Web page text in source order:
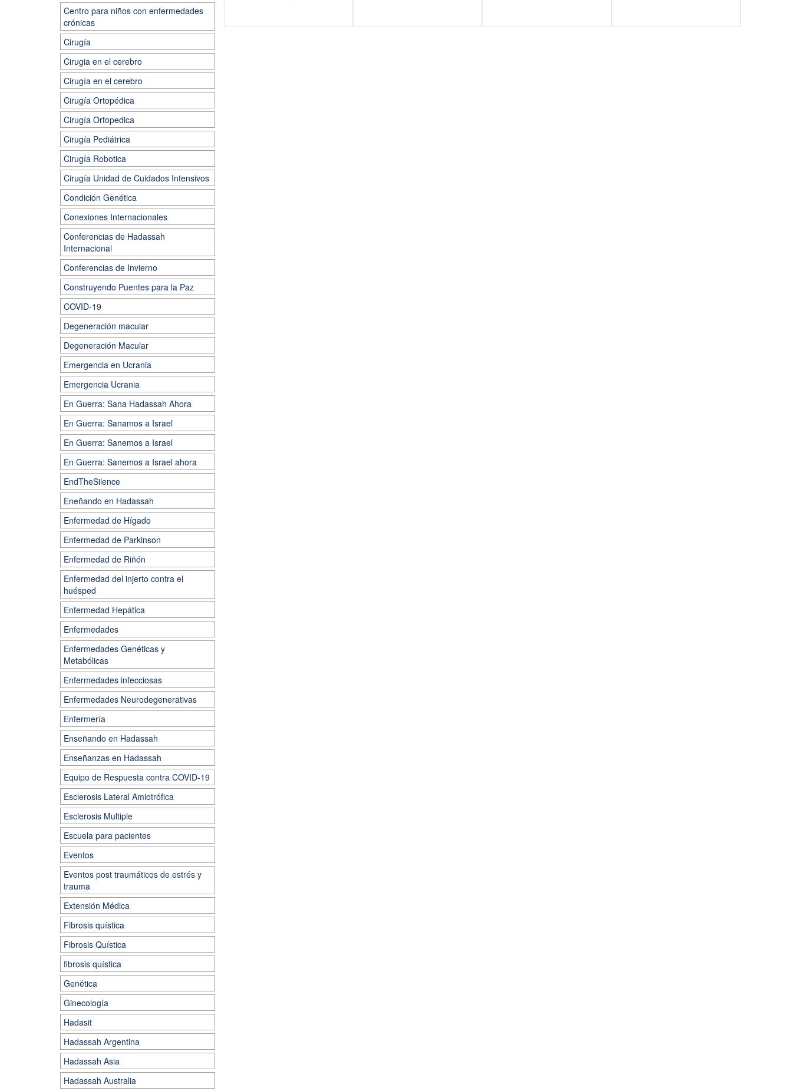
Centro para niños con enfermedades
crónicas
Cirugía
Cirugia en el cerebro
Cirugía en el cerebro
Cirugía Ortopédica
Cirugía Ortopedica
Cirugía Pediátrica
Cirugía Robotica
Cirugía Unidad de Cuidados Intensivos
Condición Genética
Conexiones Internacionales
Conferencias de Hadassah
Internacional
Conferencias de Invierno
Construyendo Puentes para la Paz
COVID-19
Degeneración macular
Degeneración Macular
Emergencia en Ucrania
Emergencia Ucrania
En Guerra: Sana Hadassah Ahora
En Guerra: Sanamos a Israel
En Guerra: Sanemos a Israel
En Guerra: Sanemos a Israel ahora
EndTheSilence
Eneñando en Hadassah
Enfermedad de Hígado
Enfermedad de Parkinson
Enfermedad de Riñón
Enfermedad del injerto contra el
huésped
Enfermedad Hepática
Enfermedades
Enfermedades Genéticas y
Metabólicas
Enfermedades infecciosas
Enfermedades Neurodegenerativas
Enfermería
Enseñando en Hadassah
Enseñanzas en Hadassah
Equipo de Respuesta contra COVID-19
Esclerosis Lateral Amiotrófica
Esclerosis Multiple
Escuela para pacientes
Eventos
Eventos post traumáticos de estrés y
trauma
Extensión Médica
Fibrosis quística
Fibrosis Quística
fibrosis quística
Genética
Ginecología
Hadasit
Hadassah Argentina
Hadassah Asia
Hadassah Australia